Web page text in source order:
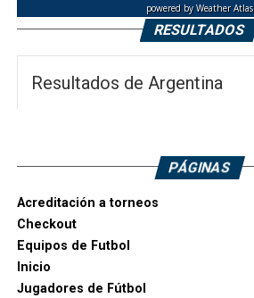
powered byWeather Atlas
RESULTADOS
Resultados de Argentina
PÁGINAS
Acreditación a torneos
Checkout
Equipos de Futbol
Inicio
Jugadores de Fútbol